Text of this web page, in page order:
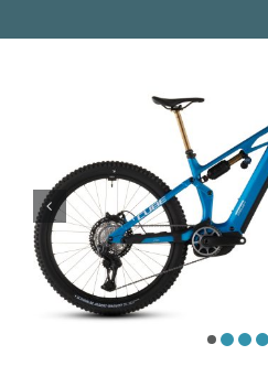
Atelier
Location
Actus